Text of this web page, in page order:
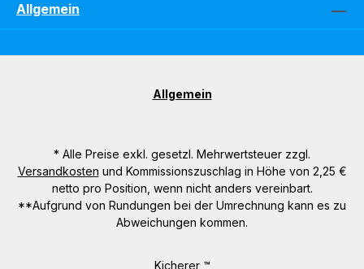
Allgemein
Allgemein
* Alle Preise exkl. gesetzl. Mehrwertsteuer zzgl.
Versandkosten und Kommissionszuschlag in Höhe von 2,25 €
netto pro Position, wenn nicht anders vereinbart.
**Aufgrund von Rundungen bei der Umrechnung kann es zu
Abweichungen kommen.
Kicherer ™